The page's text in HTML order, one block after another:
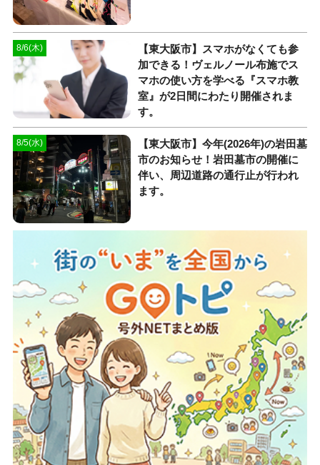
8/6(木)
【東大阪市】スマホがなくても参
加できる！ヴェルノール布施でス
マホの使い方を学べる『スマホ教
室』が2日間にわたり開催されま
す。
8/5(水)
【東大阪市】今年(2026年)の岩田墓
市のお知らせ！岩田墓市の開催に
伴い、周辺道路の通行止が行われ
ます。